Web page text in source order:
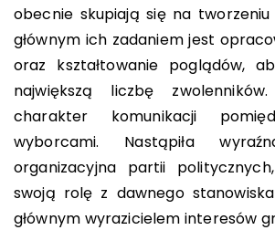
obecnie skupiają się na
głównym ich zadaniem jest
oraz kształtowanie poglądów,
największą liczbę
charakter komunikacji
wyborcami. Nastąpiła
organizacyjna partii
swoją rolę z dawnego
głównym wyrazicielem interesów